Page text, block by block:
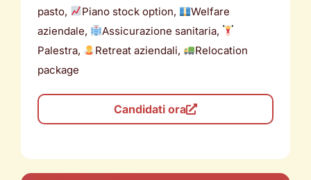
pasto,
Piano stock option,
Welfare
aziendale,
Assicurazione sanitaria,
Palestra,
Retreat aziendali,
Relocation
package
Candidati ora